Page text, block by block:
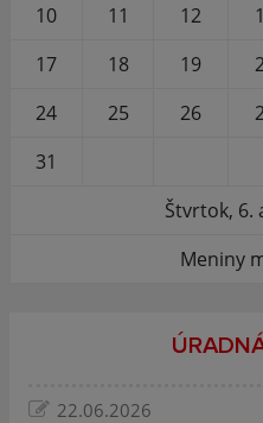
10
11 12
17
18 19
24
25 26
31
Štvrtok, 6.
Meniny
22.06.2026